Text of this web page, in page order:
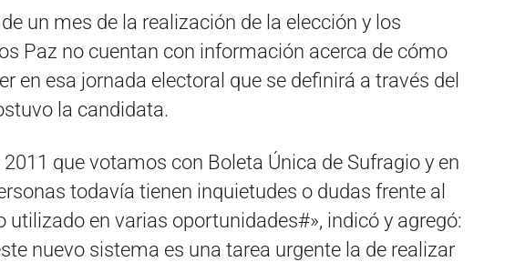
un mes de la realización de la elección y los
Paz no cuentan con información acerca de cómo
en esa jornada electoral que se definirá a través del
la candidata.
2011 que votamos con Boleta Única de Sufragio y en
todavía tienen inquietudes o dudas frente al
utilizado en varias oportunidades#», indicó y agregó:
nuevo sistema es una tarea urgente la de realizar